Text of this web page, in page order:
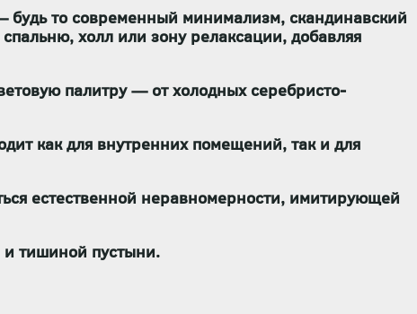
будь то современный минимализм, скандинавский
холл или зону релаксации, добавляя
палитру — от холодных серебристо-
как для внутренних помещений, так и для
естественной неравномерности, имитирующей
тишиной пустыни.